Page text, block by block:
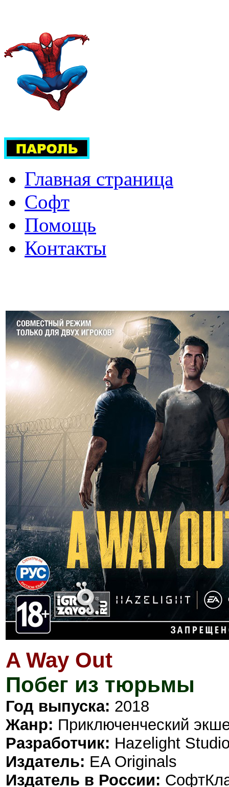
Главная страница
Софт
Помощь
Контакты
A Way Out
Побег из тюрьмы
Год выпуска: 2018
Жанр: Приключенческий
Разработчик: Hazelight
Издатель: EA Originals
Издатель в России: